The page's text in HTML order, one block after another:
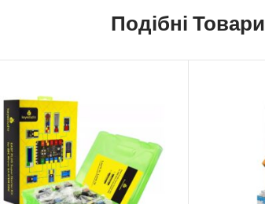
Подібні Товари